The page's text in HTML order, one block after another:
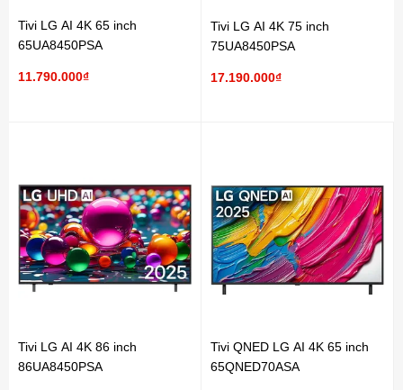
Tivi LG AI 4K 65 inch
65UA8450PSA
11.790.000₫
Tivi LG AI 4K 75 inch
75UA8450PSA
17.190.000₫
Tivi LG AI 4K 86 inch
86UA8450PSA
Tivi QNED LG AI 4K 65 inch
65QNED70ASA